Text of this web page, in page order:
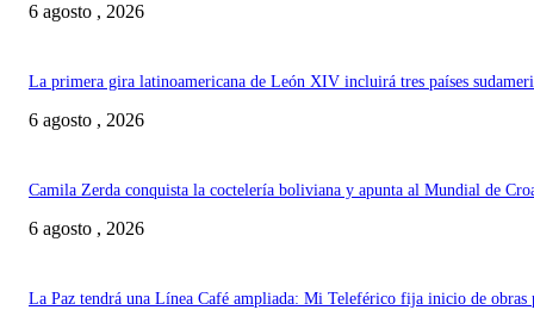
6 agosto , 2026
La primera gira latinoamericana de León XIV incluirá tres países
6 agosto , 2026
Camila Zerda conquista la coctelería boliviana y apunta al Mundial de
6 agosto , 2026
La Paz tendrá una Línea Café ampliada: Mi Teleférico fija inicio de obras